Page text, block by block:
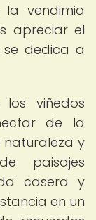
la vendimia
apreciar el
dedica a
viñedos
de la
y
paisajes
casera y
en un